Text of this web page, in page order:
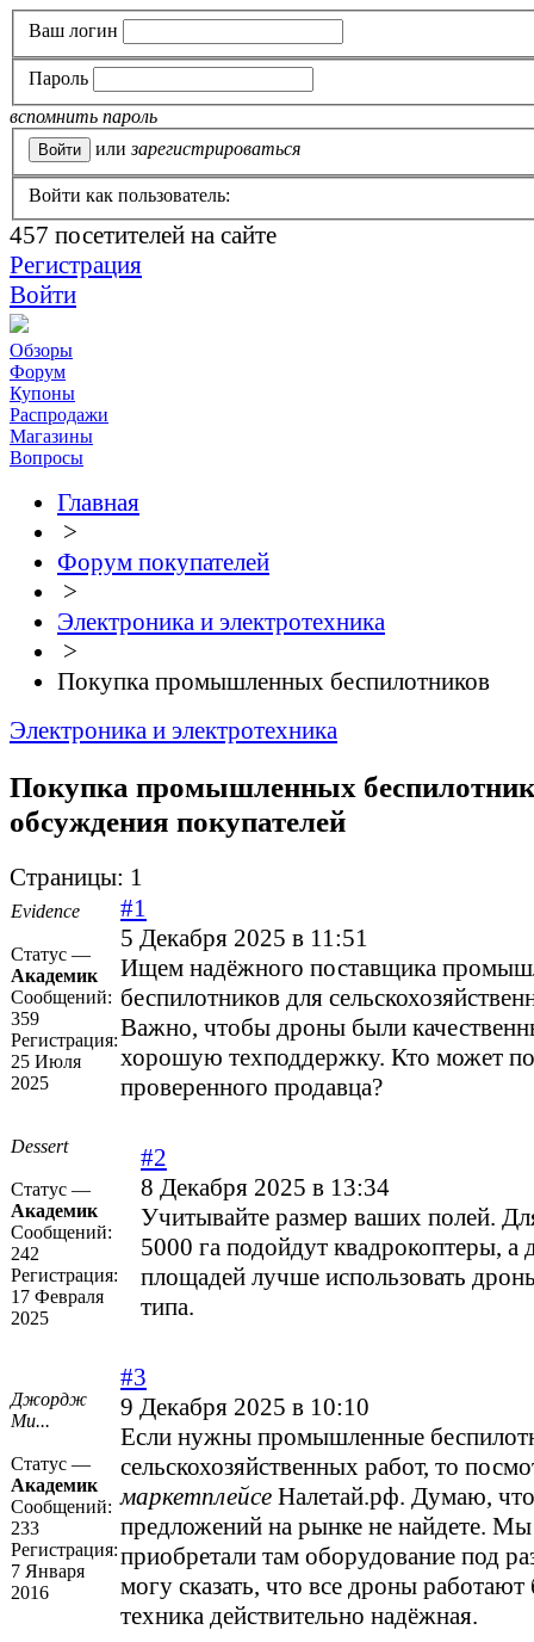
Ваш логин
Пароль
вспомнить пароль
или зарегистрироваться
Войти как пользователь:
457 посетителей на сайте
Регистрация
Войти
Обзоры
Форум
Купоны
Распродажи
Магазины
Вопросы
Главная
>
Форум покупателей
>
Электроника и электротехника
>
Покупка промышленных беспилотников
Электроника и электротехника
Покупка промышленных
обсуждения покупателей
Страницы: 1
Evidence
Статус —
Академик
Сообщений:
359
Регистрация:
25 Июля
2025
#1
5 Декабря 2025 в 11:51
Ищем надёжного поставщика
беспилотников для
Важно, чтобы дроны были
хорошую техподдержку. Кто может
проверенного продавца?
Dessert
Статус —
Академик
Сообщений:
242
Регистрация:
17 Февраля
2025
#2
8 Декабря 2025 в 13:34
Учитывайте размер ваших полей.
5000 га подойдут квадрокоптеры, а
площадей лучше использовать
типа.
Джордж
Ми...
Статус —
Академик
Сообщений:
233
Регистрация:
7 Января
2016
#3
9 Декабря 2025 в 10:10
Если нужны промышленные
сельскохозяйственных работ, то
маркетплейсе Налетай.рф. Думаю,
предложений на рынке не найдете.
приобретали там оборудование под
могу сказать, что все дроны работают
техника действительно надёжная.